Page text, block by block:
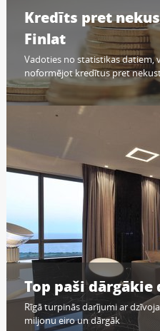
Kredīts pret
Finlat
Vadoties no statistikas datiem,
noformējot kredītus pret
Top paši dārgākie
Rīgā turpinās darījumi ar
miljonu eiro un dārgāk